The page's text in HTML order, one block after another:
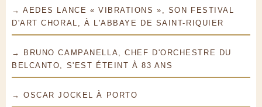
→ AEDES LANCE « VIBRATIONS », SON FESTIVAL
D'ART CHORAL, À L'ABBAYE DE SAINT-RIQUIER
→ BRUNO CAMPANELLA, CHEF D'ORCHESTRE DU
BELCANTO, S'EST ÉTEINT À 83 ANS
→ OSCAR JOCKEL À PORTO